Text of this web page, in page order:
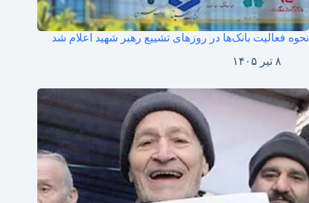
نحوه فعالیت بانک‌ها در روزهای تشییع رهبر شهید اعلام شد
۸ تیر ۱۴۰۵